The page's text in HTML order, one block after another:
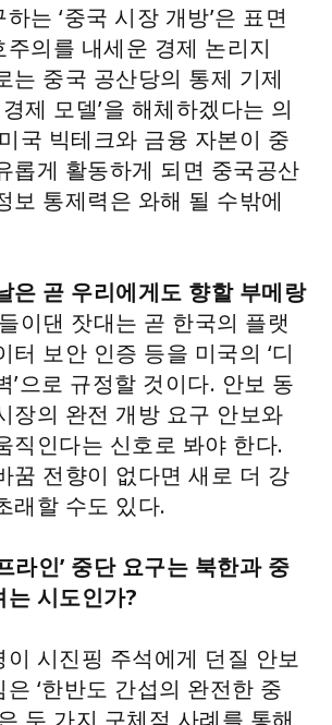
는 ‘중국 시장 개방’은 표면
의를 내세운 경제 논리지
는 중국 공산당의 통제 기제
제 모델’을 해체하겠다는 의
국 빅테크와 금융 자본이 중
롭게 활동하게 되면 중국공산
보 통제력은 와해 될 수밖에
은 곧 우리에게도 향할 부메랑
이댄 잣대는 곧 한국의 플랫
터 보안 인증 등을 미국의 ‘디
’으로 규정할 것이다. 안보 동
장의 완전 개방 요구 안보와
직인다는 신호로 봐야 한다.
꿈 전향이 없다면 새로 더 강
래할 수도 있다.
라인’ 중단 요구는 북한과 중
시도인가?
시진핑 주석에게 던질 안보
‘한반도 간섭의 완전한 중
두 가지 구체적 사례를 통해